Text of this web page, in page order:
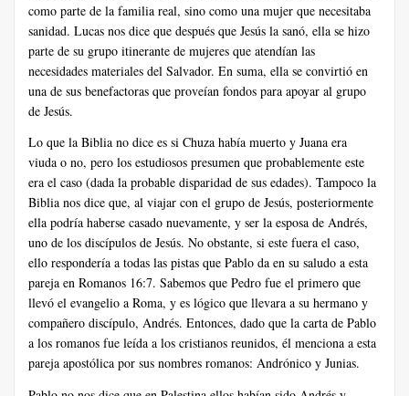
como parte de la familia real, sino como una mujer que necesitaba
sanidad. Lucas nos dice que después que Jesús la sanó, ella se hizo
parte de su grupo itinerante de mujeres que atendían las
necesidades materiales del Salvador. En suma, ella se convirtió en
una de sus benefactoras que proveían fondos para apoyar al grupo
de Jesús.
Lo que la Biblia no dice es si Chuza había muerto y Juana era
viuda o no, pero los estudiosos presumen que probablemente este
era el caso (dada la probable disparidad de sus edades). Tampoco la
Biblia nos dice que, al viajar con el grupo de Jesús, posteriormente
ella podría haberse casado nuevamente, y ser la esposa de Andrés,
uno de los discípulos de Jesús. No obstante, si este fuera el caso,
ello respondería a todas las pistas que Pablo da en su saludo a esta
pareja en Romanos 16:7. Sabemos que Pedro fue el primero que
llevó el evangelio a Roma, y es lógico que llevara a su hermano y
compañero discípulo, Andrés. Entonces, dado que la carta de Pablo
a los romanos fue leída a los cristianos reunidos, él menciona a esta
pareja apostólica por sus nombres romanos: Andrónico y Junias.